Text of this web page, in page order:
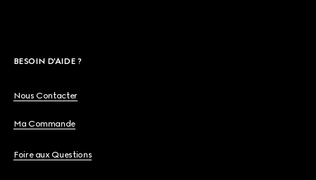
BESOIN D'AIDE ?
Nous Contacter
Ma Commande
Foire aux Questions